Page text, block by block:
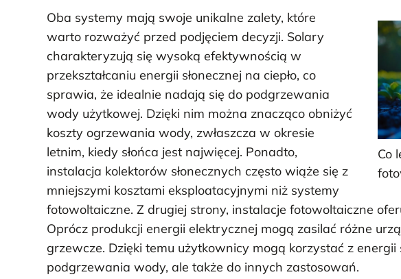
Co
Oba systemy mają swoje unikalne zalety, które
warto rozważyć przed podjęciem decyzji. Solary
charakteryzują się wysoką efektywnością w
przekształcaniu energii słonecznej na ciepło, co
sprawia, że idealnie nadają się do podgrzewania
wody użytkowej. Dzięki nim można znacząco obniżyć
koszty ogrzewania wody, zwłaszcza w okresie
letnim, kiedy słońca jest najwięcej. Ponadto,
instalacja kolektorów słonecznych często wiąże się z
mniejszymi kosztami eksploatacyjnymi niż systemy
fotowoltaiczne. Z drugiej strony, instalacje fotowoltaiczne
Oprócz produkcji energii elektrycznej mogą zasilać różne
grzewcze. Dzięki temu użytkownicy mogą korzystać z energii
podgrzewania wody, ale także do innych zastosowań.